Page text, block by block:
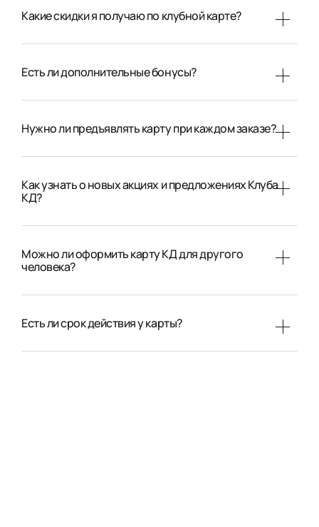
Какие скидки я получаю по клубной карте?
Есть ли дополнительные бонусы?
Нужно ли предъявлять карту при каждом заказе?
Как узнать о новых акциях и предложениях Клуба
КД?
Можно ли оформить карту КД для другого
человека?
Есть ли срок действия у карты?